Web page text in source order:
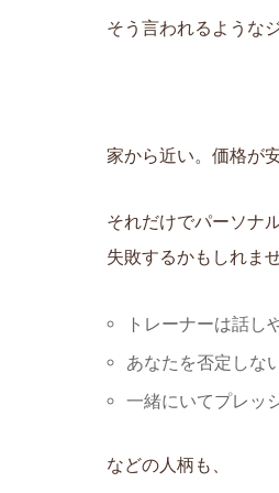
そう言われるような
家から近い。価格が安
それだけでパーソナ
失敗するかもしれませ
トレーナーは話し
あなたを否定しな
一緒にいてプレッ
などの人柄も、